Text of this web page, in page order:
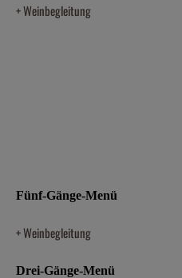
+ Weinbegleitung
Fünf-Gänge-Menü
+ Weinbegleitung
Drei-Gänge-Menü